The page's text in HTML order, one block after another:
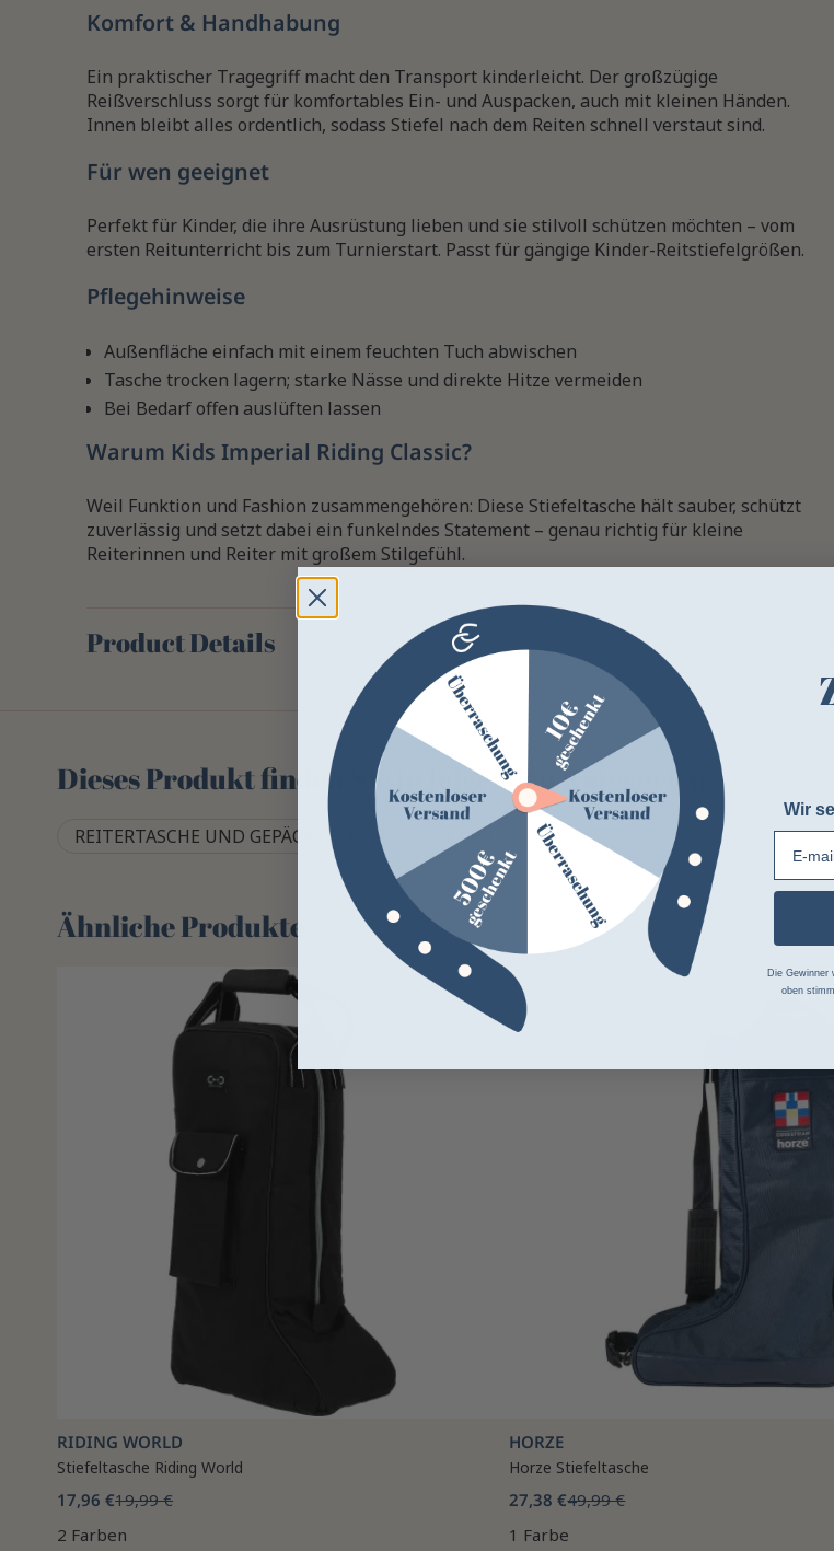
Komfort & Handhabung
Ein praktischer Tragegriff macht den Transport kinderleicht. Der großzügige
Reißverschluss sorgt für komfortables Ein- und Auspacken, auch mit kleinen Händen.
Innen bleibt alles ordentlich, sodass Stiefel nach dem Reiten schnell verstaut sind.
Für wen geeignet
Perfekt für Kinder, die ihre Ausrüstung lieben und sie stilvoll schützen möchten – vom
ersten Reitunterricht bis zum Turnierstart. Passt für gängige Kinder-Reitstiefelgrößen.
Pflegehinweise
Außenfläche einfach mit einem feuchten Tuch abwischen
Tasche trocken lagern; starke Nässe und direkte Hitze vermeiden
Bei Bedarf offen auslüften lassen
Warum Kids Imperial Riding Classic?
Weil Funktion und Fashion zusammengehören: Diese Stiefeltasche hält sauber, schützt
zuverlässig und setzt dabei ein funkelndes Statement – genau richtig für kleine
Reiterinnen und Reiter mit großem Stilgefühl.
Product Details
Dieses Produkt finden Sie in folgenden Kategorien
REITERTASCHE UND GEPÄCK REITSTIEFELTASCHE
Ähnliche Produkte
-10%
RIDING WORLD
Stiefeltasche Riding World
17,96 €19,99 €
2 Farben
HORZE
Horze Stiefeltasche
27,38 €49,99 €
1 Farbe
Wir
Die Gewinner
oben